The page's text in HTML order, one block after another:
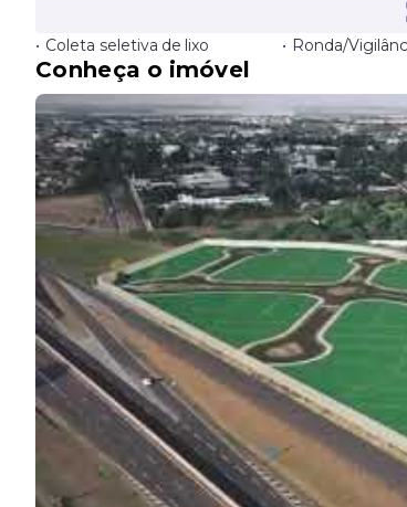
• Coleta seletiva de lixo • Ronda/
Conheça o imóvel